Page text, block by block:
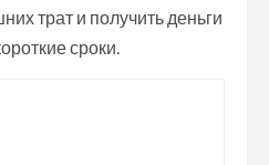
трат и получить деньги
сроки.